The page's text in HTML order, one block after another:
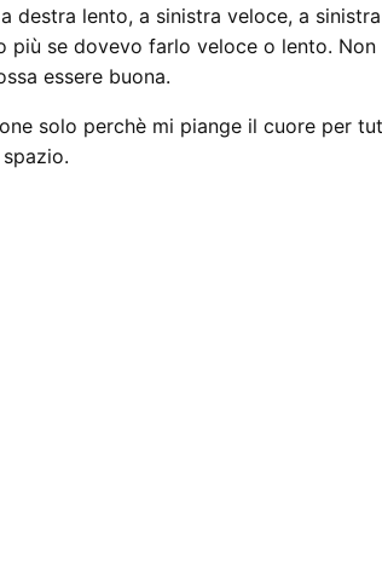
destra lento, a sinistra veloce, a
più se dovevo farlo veloce o lento.
essere buona.
solo perchè mi piange il cuore per